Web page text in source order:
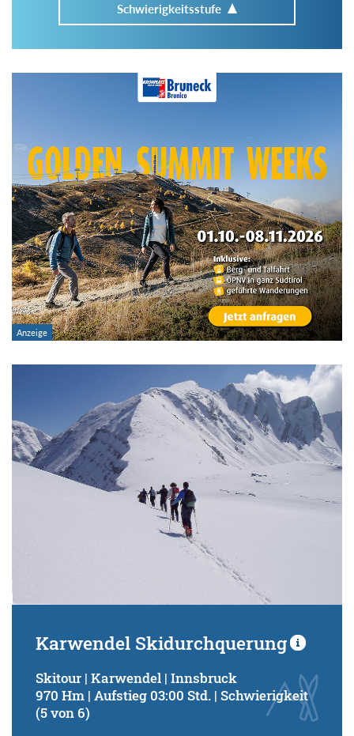
Schwierigkeitsstufe
Im Tourenarchiv suchen
Region:
Gebirge:
Art der Tour:
bis
Kondition (Tourdauer):
von
bis
Karwendel Skidurchquerung
Skitour | Karwendel | Innsbruck
970 Hm | Aufstieg 03:00 Std. | Schwierigkeit
(5 von 6)